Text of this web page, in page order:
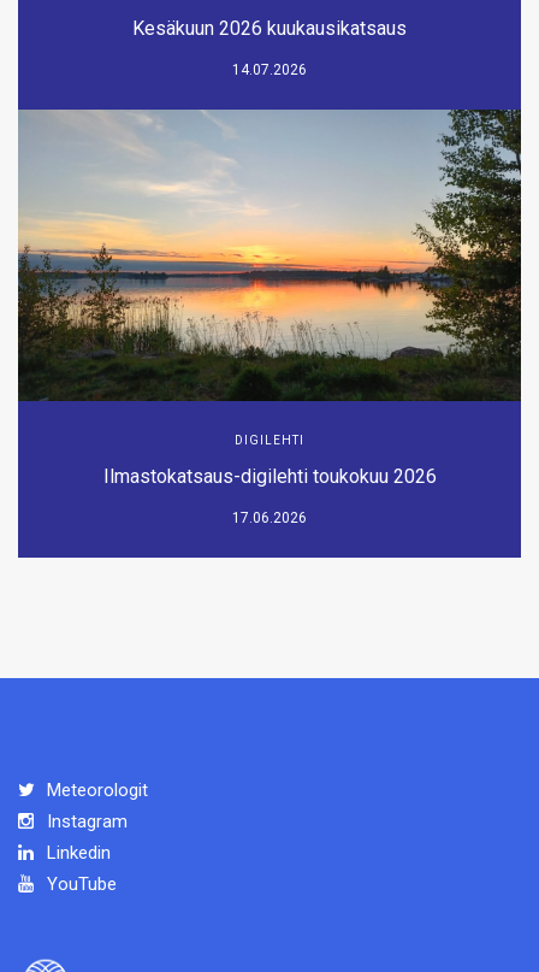
Kesäkuun 2026 kuukausikatsaus
14.07.2026
DIGILEHTI
Ilmastokatsaus-digilehti toukokuu 2026
17.06.2026
Meteorologit
Instagram
Linkedin
YouTube